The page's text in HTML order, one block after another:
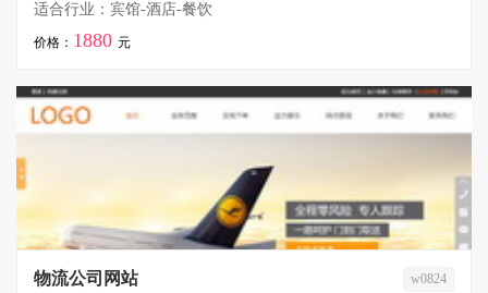
适合行业：宾馆-酒店-餐饮
价格： 1880 元
物流公司网站 w0824